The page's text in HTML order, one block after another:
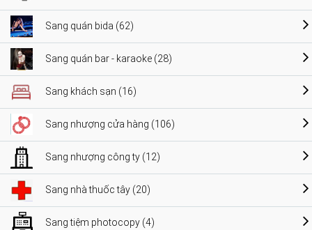
Sang quán bida (62)
Sang quán bar - karaoke (28)
Sang khách sạn (16)
Sang nhượng cửa hàng (106)
Sang nhượng công ty (12)
Sang nhà thuốc tây (20)
Sang tiệm photocopy (4)